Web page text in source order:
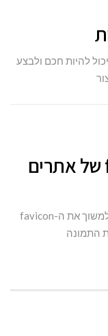
אתם הולכים להיות מופתעים עד כמה HTML יכול להיות חכם ולבצע
איך למשוך דינמית favicon של אתרים
בפוסט זה נראה איך אפשר על פי לינקים בדף למשוך את ה-favicon
התמונה